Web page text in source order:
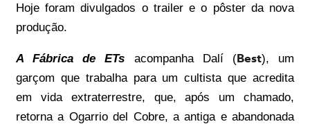
Hoje foram divulgados o trailer e o pôster da nova
produção.
A Fábrica de ETs acompanha Dalí (Best), um
garçom que trabalha para um cultista que acredita
em vida extraterrestre, que, após um chamado,
retorna a Ogarrio del Cobre, a antiga e abandonada